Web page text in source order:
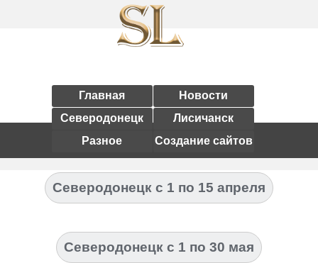
Главная
Новости
Северодонецк
Лисичанск
Разное
Создание сайтов
Северодонецк с 1 по 15 апреля
Северодонецк с 1 по 30 мая